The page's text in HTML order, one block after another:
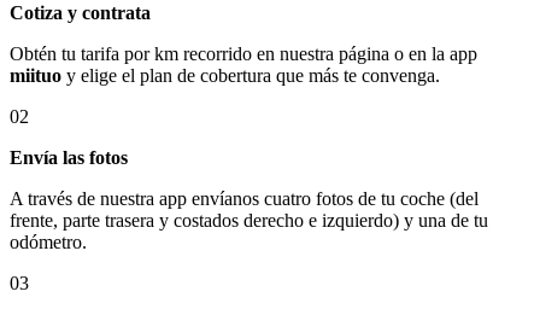
Cotiza y contrata
Obtén tu tarifa por km recorrido en nuestra página o en la app
miituo y elige el plan de cobertura que más te convenga.
02
Envía las fotos
A través de nuestra app envíanos cuatro fotos de tu coche (del
frente, parte trasera y costados derecho e izquierdo) y una de tu
odómetro.
03